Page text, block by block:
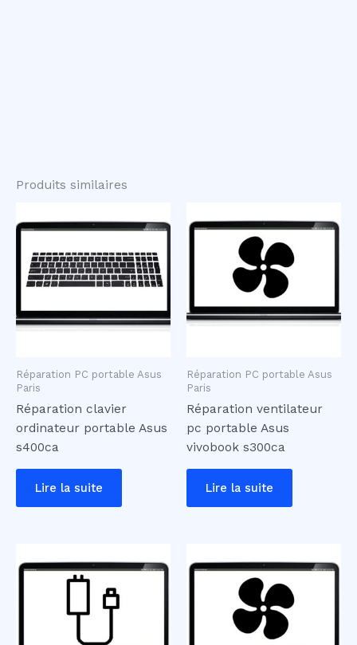
Produits similaires
Réparation PC portable Asus
Paris
Réparation clavier
ordinateur portable Asus
s400ca
Lire la suite
Réparation PC portable Asus
Paris
Réparation ventilateur
pc portable Asus
vivobook s300ca
Lire la suite